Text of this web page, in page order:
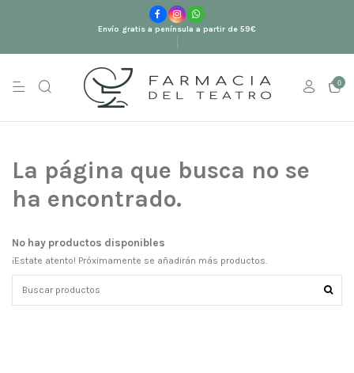
Envío gratis a península a partir de 59€
0
La página que busca no se
ha encontrado.
No hay productos disponibles
¡Estate atento! Próximamente se añadirán más productos.